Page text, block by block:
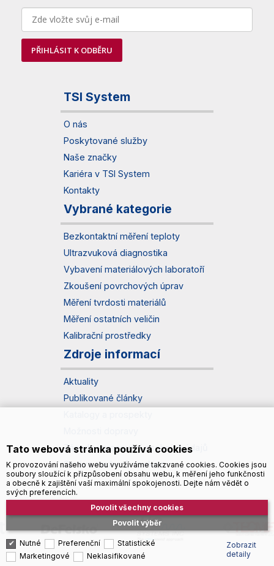
PŘIHLÁSIT K ODBĚRU
TSI System
O nás
Poskytované služby
Naše značky
Kariéra v TSI System
Kontakty
Vybrané kategorie
Bezkontaktní měření teploty
Ultrazvuková diagnostika
Vybavení materiálových laboratoří
Zkoušení povrchových úprav
Měření tvrdosti materiálů
Měření ostatních veličin
Kalibrační prostředky
Zdroje informací
Aktuality
Publikované články
Zásady zpracování osobních údajů
Správa souborů cookies
Tato webová stránka používá cookies
K provozování našeho webu využíváme takzvané cookies. Cookies jsou
soubory sloužící k přizpůsobení obsahu webu, k měření jeho funkčnosti
a obecně k zajištění vaší maximální spokojenosti. Dejte nám vědět o
svých preferencích.
Povolit výběr
Povolit všechny cookies
Nutné Preferenční
Statistické
Marketingové
Neklasifikované
Zobrazit
detaily